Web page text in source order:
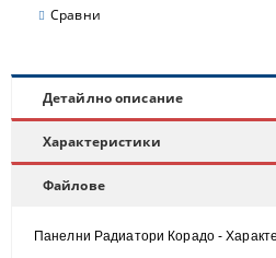
Сравни
Детайлно описание
Характеристики
Файлове
Панелни Радиатори Корадо -